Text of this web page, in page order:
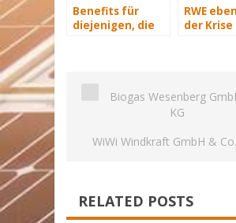
Benefits für
diejenigen, die
RWE
der Krise
Biogas Wesenberg
KG
WiWi Windkraft GmbH & Co.
RELATED POSTS